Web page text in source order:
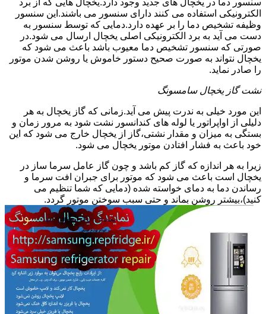
سنسور دما در یخچال های جدید وجود دارد.یخچال هایی که از برد
الکترونیکی استفاده می کنند دارای سنسور می باشند.این سنسور
وظیفه تشخیص دما را بر عهده دارد.دمایی که توسط سنسور به
دست می آید به برد الکترونیکی اصلی یخچال ارسال می شود.در
صورتی که سنسور تشخیص دما معیوب باشد باعث می شود که
یخچال نتواند به صورت صحیح دستور خاموش یا روشن شدن موتور
را صادر نماید.
نشت گاز یخچال سامسونگ
این مورد خیلی به ندرت پیش می آید.زمانی که گاز یخچال به هر
دلیلی از اواپراتور یا لوله های کندانسور نشت شود به مرور زمان و
بستگی به میزان و مقدار نشتی،گاز از یخچال خارج می شود که این
خود باعث به فشار افتادن موتور یخچال می شود.
زیرا به هر اندازه که گاز کم باشد و چون گاز عامل سرما ساز در
یخچال است باعث می شود که موتور برای جبران افت سرما و
رساندن دما به دمای خواسته شده (دمایی که شما تنظیم می
کنید)،بیشتر روشن بماند و حتی سبب سوختن موتور گردد.